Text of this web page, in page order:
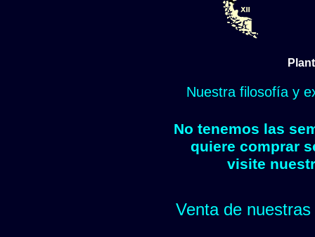
Nuestra filosofía y
No tenemos las
quiere comprar
visite
Venta de